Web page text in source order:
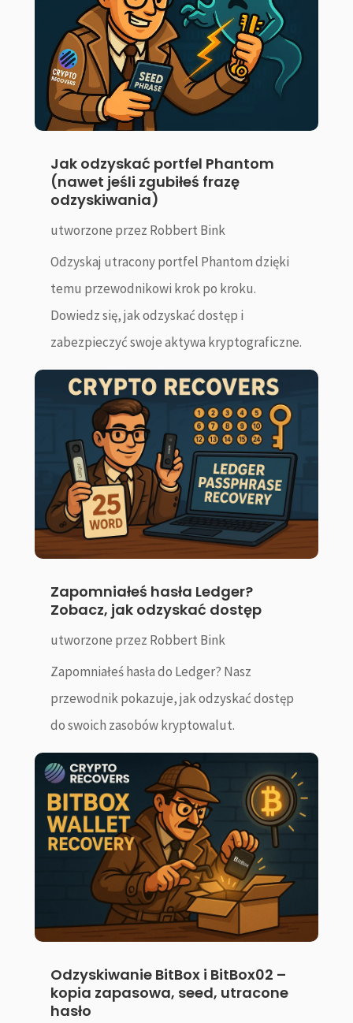
Jak odzyskać portfel Phantom
(nawet jeśli zgubiłeś frazę
odzyskiwania)
utworzone przez Robbert Bink
Odzyskaj utracony portfel Phantom dzięki
temu przewodnikowi krok po kroku.
Dowiedz się, jak odzyskać dostęp i
zabezpieczyć swoje aktywa kryptograficzne.
Zapomniałeś hasła Ledger?
Zobacz, jak odzyskać dostęp
utworzone przez Robbert Bink
Zapomniałeś hasła do Ledger? Nasz
przewodnik pokazuje, jak odzyskać dostęp
do swoich zasobów kryptowalut.
Odzyskiwanie BitBox i BitBox02 –
kopia zapasowa, seed, utracone
hasło